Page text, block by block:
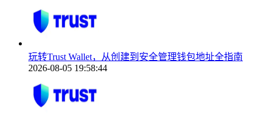
玩转Trust Wallet，从创建到安全管理钱包地址全指南
2026-08-05 19:58:44